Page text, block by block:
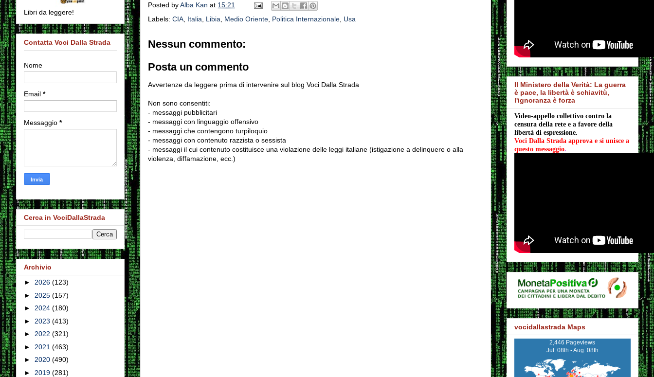
Posted byAlba Kan at 15:21
Labels: CIA, Italia Libia Medio Oriente, Politica Internazionale, Usa
Nessun commento:
Posta un commento
Avvertenze da leggere prima di intervenire sul blog Voci Dalla Strada
Non sono consentiti:
- messaggi pubblicitari
- messaggi con linguaggio offensivo
- messaggi che contengono turpiloquio
- messaggi con contenuto razzista o sessista
- messaggi il cui contenuto costituisce una violazione delle leggi italiane (istigazione a delinquere o alla
violenza, diffamazione, ecc.)
Libri da leggere!
Contatta Voci Dalla Strada
Nome
Email *
Messaggio *
Cerca in VociDallaStrada
Archivio
► 2026 (123)
► 2025 (157)
► 2024 (180)
► 2023 (413)
► 2022 (321)
► 2021 (463)
► 2020 (490)
► 2019 (281)
Il Ministero della Verità: La guerra
è pace, la libertà è schiavitù,
l'ignoranza è forza
Video-appello collettivo contro la
censura della rete e a favore della
libertà di espressione.
Voci Dalla Strada approva e si unisce a
questo messaggio.
vocidallastrada Maps
2,446 Pageviews
Jul. 08th - Aug. 08th